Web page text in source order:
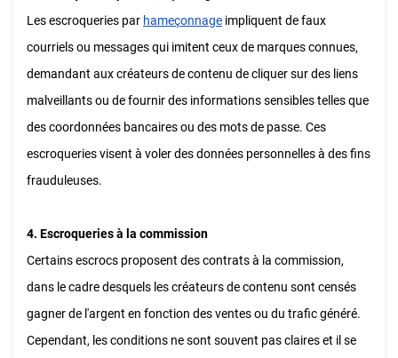
Les escroqueries par hameçonnage impliquent de faux
courriels ou messages qui imitent ceux de marques connues,
demandant aux créateurs de contenu de cliquer sur des liens
malveillants ou de fournir des informations sensibles telles que
des coordonnées bancaires ou des mots de passe. Ces
escroqueries visent à voler des données personnelles à des fins
frauduleuses.
4. Escroqueries à la commission
Certains escrocs proposent des contrats à la commission,
dans le cadre desquels les créateurs de contenu sont censés
gagner de l'argent en fonction des ventes ou du trafic généré.
Cependant, les conditions ne sont souvent pas claires et il se